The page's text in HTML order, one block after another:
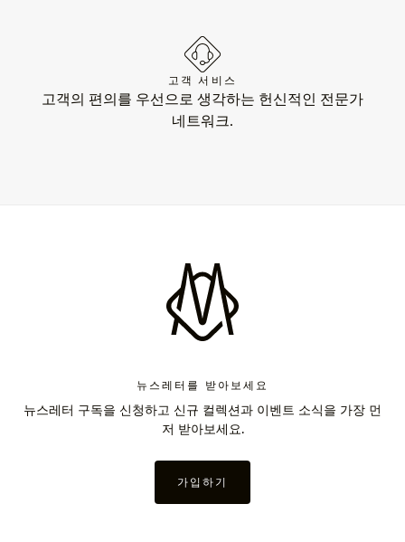
고객 서비스
고객의 편의를 우선으로 생각하는 헌신적인 전문가
네트워크.
뉴스레터를 받아보세요
뉴스레터 구독을 신청하고 신규 컬렉션과 이벤트 소식을 가장 먼
저 받아보세요.
가입하기